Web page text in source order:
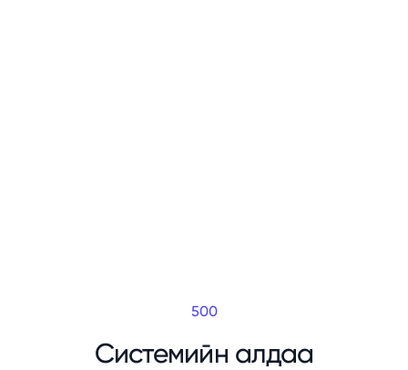
500
Системийн алдаа